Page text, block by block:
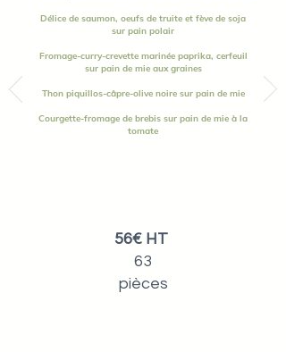
Délice de saumon, oeufs de truite et fève de soja
sur pain polair
Fromage-curry-crevette marinée paprika, cerfeuil
sur pain de mie aux graines
Thon piquillos-câpre-olive noire sur pain de mie
Courgette-fromage de brebis sur pain de mie à la
tomate
56€ HT
63
pièces